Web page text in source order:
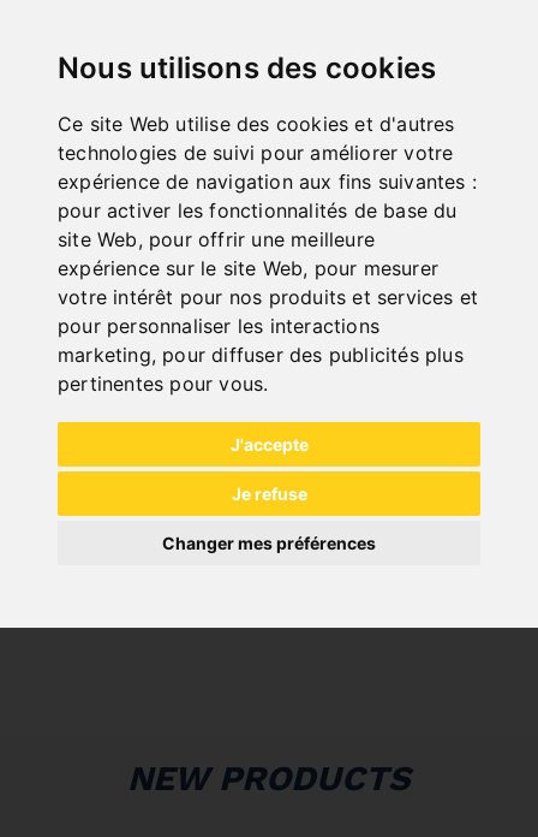
Nous utilisons des cookies
Ce site Web utilise des cookies et d'autres
technologies de suivi pour améliorer votre
expérience de navigation aux fins suivantes :
pour activer les fonctionnalités de base du
site Web, pour offrir une meilleure
expérience sur le site Web, pour mesurer
votre intérêt pour nos produits et services et
pour personnaliser les interactions
marketing, pour diffuser des publicités plus
pertinentes pour vous.
J'accepte
Je refuse
Changer mes préférences
+43 732 / 664015
SCHNELLE
LIEFERUNG
NEW PRODUCTS